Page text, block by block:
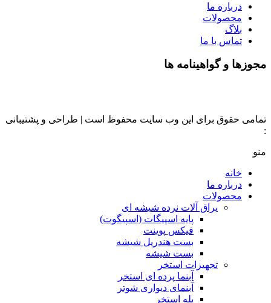
درباره ما
محصولات
بلاگ
تماس با ما
مجوزها و گواهینامه ها
تمامی حقوق برای این وب سایت محفوظ است | طراحی و پشتیبانی
:
منو
خانه
درباره ما
محصولات
یراق آلات نرده شیشه ای
پایه اسپیگات (اسپیگوت)
فیکس پوینت
بست هندریل شیشه
بست شیشه
تجهیزات استخر
آبنما پرده ای استخر
آبنمای دیواری شوتر
پله استخر